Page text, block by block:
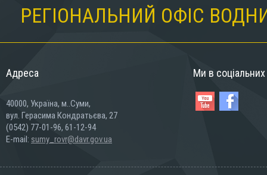
РЕГІОНАЛЬНИЙ ОФІС
Адреса
40000, Україна, м..Суми,
вул. Герасима Кондратьєва, 27
(0542) 77-01-96, 61-12-94
E-mail: sumy_rovr@davr.gov.ua
Ми в